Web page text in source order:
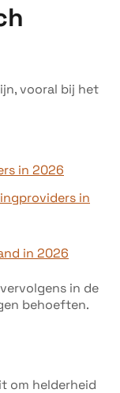
vooral bij het
in 2026
in
in 2026
in de
behoeften.
om helderheid